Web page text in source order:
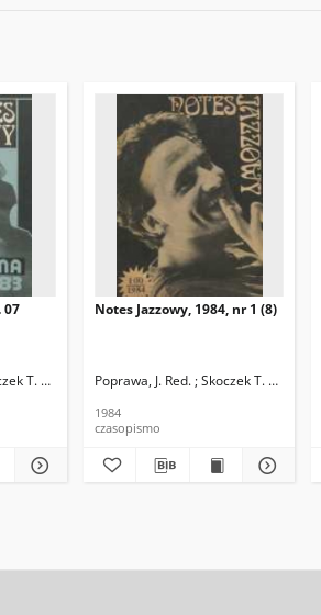
07
T. Red.
Notes Jazzowy, 1984, nr 1 (8)
Poprawa, J. Red. ; Skoczek T. Red.
1984
czasopismo